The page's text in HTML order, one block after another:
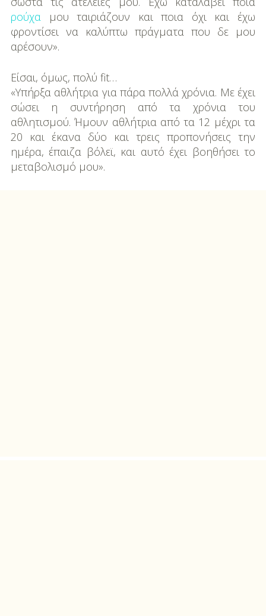
ρούχαμου ταιριάζουν και ποια όχι και έχω
φροντίσει να καλύπτω πράγματα που δε μου
αρέσουν».
Είσαι, όμως, πολύ fit…
«Yπήρξα αθλήτρια για πάρα πολλά χρόνια. Με έχει
σώσει η συντήρηση από τα χρόνια του
αθλητισμού. Ήμουν αθλήτρια από τα 12 μέχρι τα
20 και έκανα δύο και τρεις προπονήσεις την
ημέρα, έπαιζα βόλεϊ, και αυτό έχει βοηθήσει το
μεταβολισμό μου».